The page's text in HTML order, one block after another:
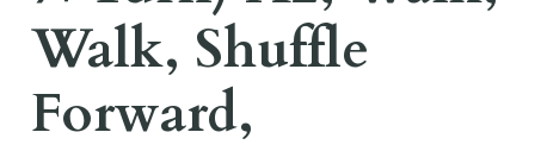
Walk, Shuffle
Forward,